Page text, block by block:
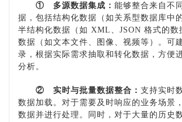
① 多源数据集成： 能够整合来自不
据，包括结构化数据（如关系型数据库中
半结构化数据（如 XML、JSON 格式的数
数据（如文本文件、图像、视频等）。可
录，根据实际需求抽取和转化数据，方便
分析。
② 实时与批量数据整合： 支持实时
数据加载。对于需要及时响应的业务场景
数据并进行处理。同时，对于大量的历史